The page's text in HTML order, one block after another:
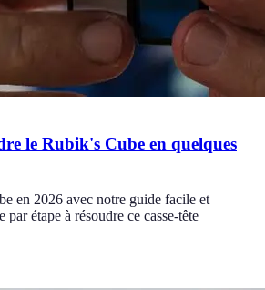
le Rubik's Cube en quelques
en 2026 avec notre guide facile et
étape à résoudre ce casse-tête